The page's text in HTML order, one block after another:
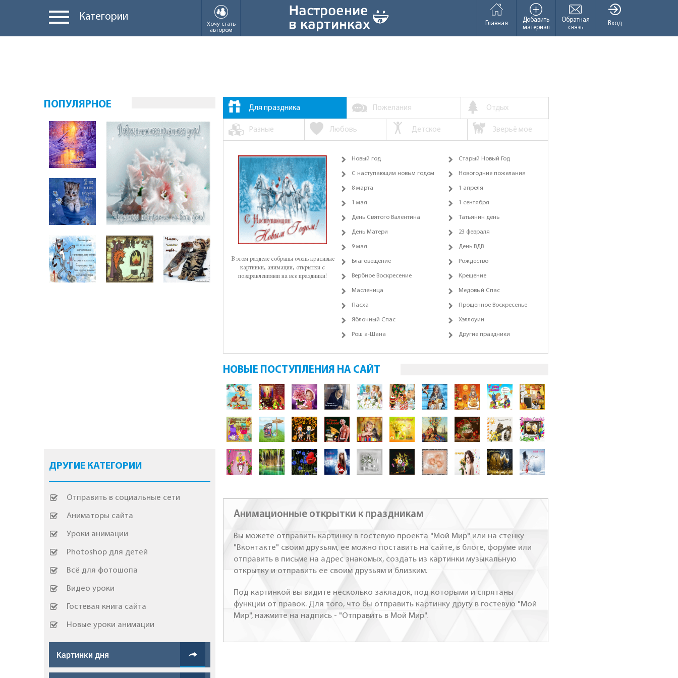
Категории
Хочу стать
автором
Вход
Обратная
связь
Добавить
материал
Главная
ПОПУЛЯРНОЕ
ДРУГИЕ КАТЕГОРИИ
Отправить в социальные сети
Аниматоры сайта
Уроки анимации
Photoshop для детей
Всё для фотошопа
Видео уроки
Гостевая книга сайта
Новые уроки анимации
Картинки дня
Для праздника Пожелания Отдых
Разные Любовь Детское Зверьё мое
В этом разделе собраны очень красивые
картинки, анимации, открытки с
поздравлениями на все праздники!
Новый год Старый Новый Год
С наступающим новым годом Новогодние пожелания
8 марта 1 апреля
1 мая 1 сентября
День Святого Валентина Татьянин день
День Матери 23 февраля
9 мая День ВДВ
Благовещение Рождество
Вербное Воскресение Крещение
Масленица Медовый Спас
Пасха Прощенное Воскресенье
Яблочный Спас Хэллоуин
Рош а-Шана Другие праздники
НОВЫЕ ПОСТУПЛЕНИЯ НА САЙТ
Анимационные открытки к праздникам
Вы можете отправить картинку в гостевую проекта "Мой Мир" или на стенку
"Вконтакте" своим друзьям, ее можно поставить на сайте, в блоге, форуме или
отправить в письме на адрес знакомых, создать из картинки музыкальную
открытку и отправить ее своим друзьям и близким.
Под картинкой вы видите несколько закладок, под которыми и спрятаны
функции от правок. Для того, что бы отправить картинку другу в гостевую "Мой
Мир", нажмите на надпись - "Отправить в Мой Мир".